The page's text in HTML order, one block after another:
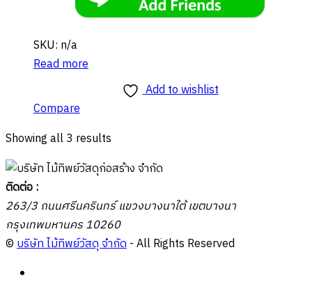
SKU: n/a
Read more
Add to wishlist
Compare
Showing all 3 results
ติดต่อ :
263/3 ถนนศรีนครินทร์ แขวงบางนาใต้ เขตบางนา
กรุงเทพมหานคร 10260
©บริษัท ไม้ทิพย์วัสดุ จำกัด- All Rights Reserved